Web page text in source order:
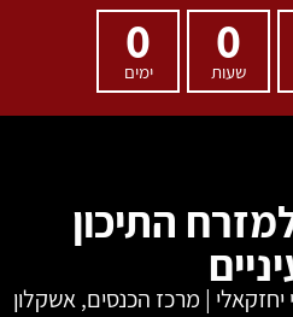
0
שעות
0
ימים
התיכון
| מרכז הכנסים, אשקלון